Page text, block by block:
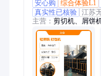
安心购
综合体验L1
真实性已核验 江苏
主营： 剪切机、屑饼
铜机、压块机、屑压
晶带材、铜铝水箱、
饼机、金属压饼机、
屑屑并机、铸铁压饼